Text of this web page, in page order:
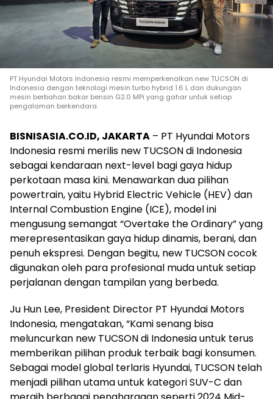
PT Hyundai Motors Indonesia resmi memperkenalkan new TUCSON di
Indonesia dengan teknologi mesin turbo hybrid 1.6 L dan dukungan
mesin berbahan bakar bensin G2.0 MPi yang gahar untuk setiap
pengalaman berkendara.
BISNISASIA.CO.ID, JAKARTA – PT Hyundai Motors
Indonesia resmi merilis new TUCSON di Indonesia
sebagai kendaraan next-level bagi gaya hidup
perkotaan masa kini. Menawarkan dua pilihan
powertrain, yaitu Hybrid Electric Vehicle (HEV) dan
Internal Combustion Engine (ICE), model ini
mengusung semangat “Overtake the Ordinary” yang
merepresentasikan gaya hidup dinamis, berani, dan
penuh ekspresi. Dengan begitu, new TUCSON cocok
digunakan oleh para profesional muda untuk setiap
perjalanan dengan tampilan yang berbeda.
Ju Hun Lee, President Director PT Hyundai Motors
Indonesia, mengatakan, “Kami senang bisa
meluncurkan new TUCSON di Indonesia untuk terus
memberikan pilihan produk terbaik bagi konsumen.
Sebagai model global terlaris Hyundai, TUCSON telah
menjadi pilihan utama untuk kategori SUV-C dan